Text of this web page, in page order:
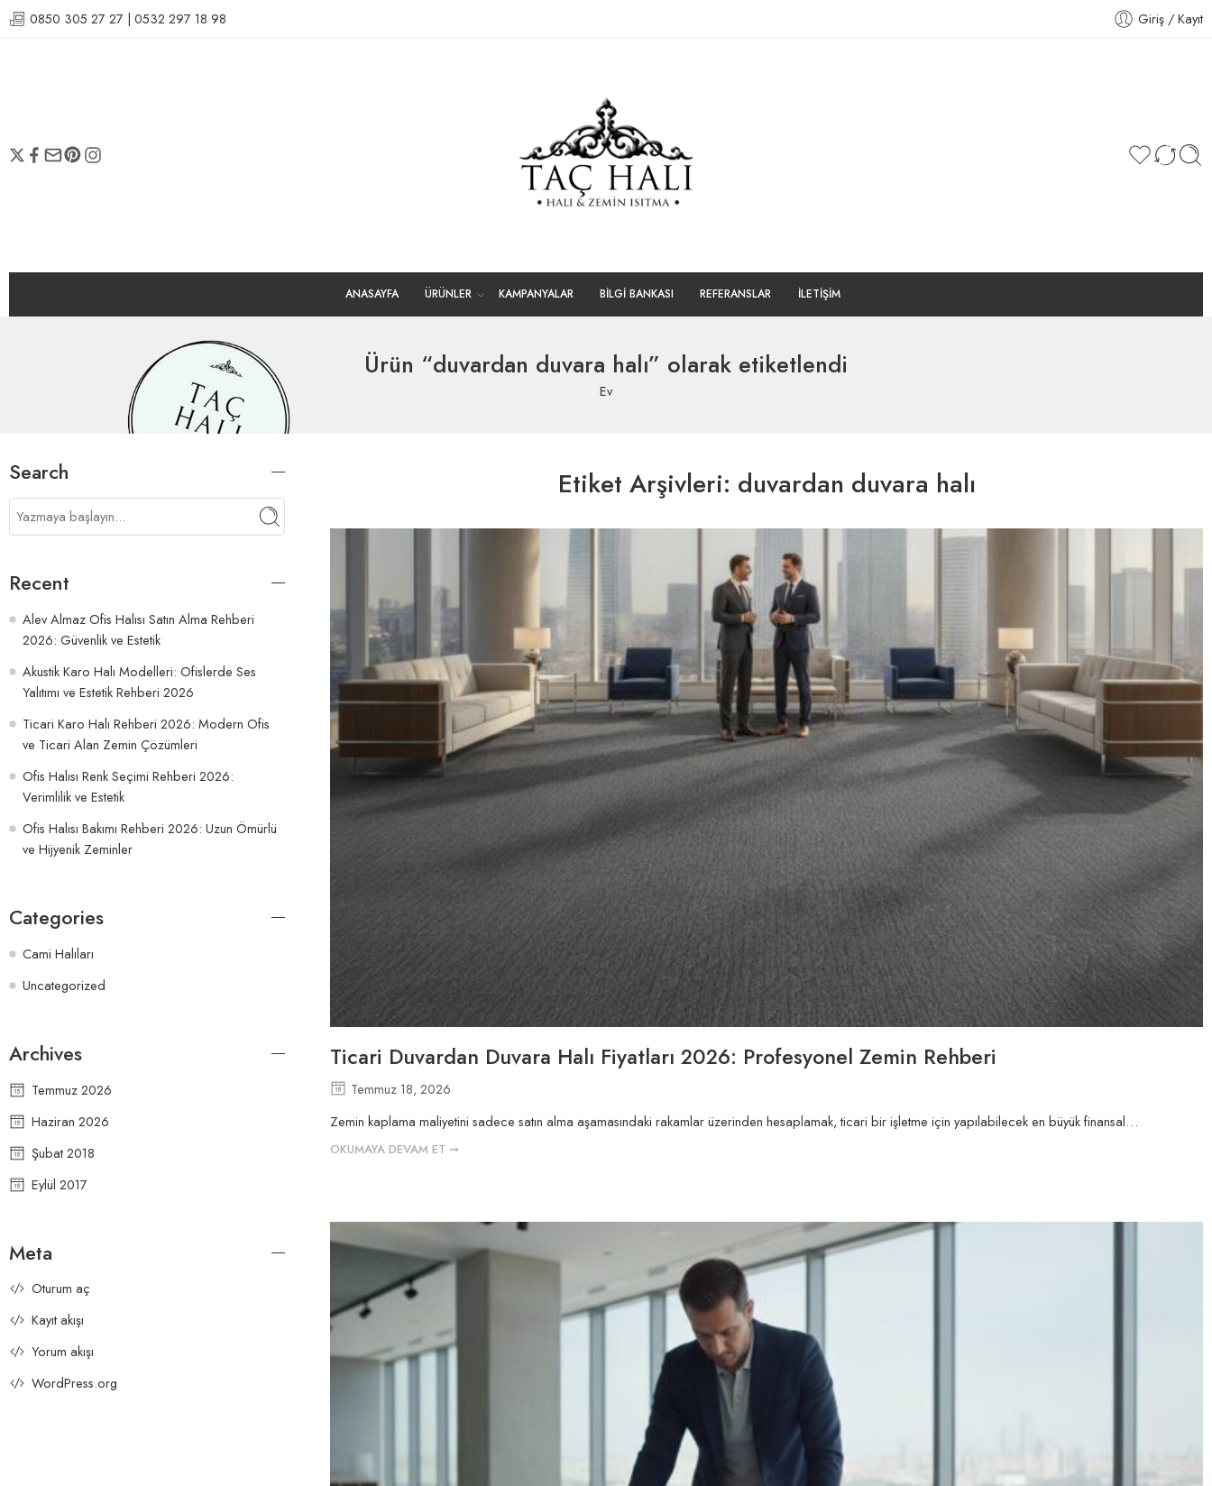
0850 305 27 27 | 0532 297 18 98 Giriş / Kayıt
ANASAYFA ÜRÜNLER KAMPANYALAR BİLGİ BANKASI REFERANSLAR İLETİŞİM
Ürün “duvardan duvara halı” olarak etiketlendi
Ev
Etiket Arşivleri: duvardan duvara halı
Ticari Duvardan Duvara Halı Fiyatları 2026: Profesyonel Zemin Rehberi
Temmuz 18, 2026
Zemin kaplama maliyetini sadece satın alma aşamasındaki rakamlar üzerinden hesaplamak, ticari bir işletme için yapılabilecek en büyük finansal…
OKUMAYA DEVAM ET ➞
Search
Recent
Alev Almaz Ofis Halısı Satın Alma Rehberi
2026: Güvenlik ve Estetik
Akustik Karo Halı Modelleri: Ofislerde Ses
Yalıtımı ve Estetik Rehberi 2026
Ticari Karo Halı Rehberi 2026: Modern Ofis
ve Ticari Alan Zemin Çözümleri
Ofis Halısı Renk Seçimi Rehberi 2026:
Verimlilik ve Estetik
Ofis Halısı Bakımı Rehberi 2026: Uzun Ömürlü
ve Hijyenik Zeminler
Categories
Cami Halıları
Uncategorized
Archives
Temmuz 2026
Haziran 2026
Şubat 2018
Eylül 2017
Meta
Oturum aç
Kayıt akışı
Yorum akışı
WordPress.org